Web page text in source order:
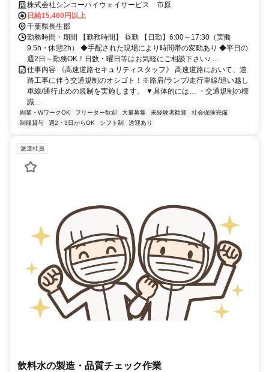
業／関東エリア》週払いOK★
株式会社シンコーハイウェイサービス 市原
日給15,460円以上
千葉県長生郡
勤務時間・期間 【勤務時間】 昼勤 【日勤】6:00～17:30（実働
9.5h・休憩2h） ◆手配された現場により時間帯の変動あり ◆平日の
週2日～勤務OK！日数・曜日等はお気軽にご相談下さい♪ ...
仕事内容 《高速道路セキュリティスタッフ》 高速道路において、道
路工事に伴う交通規制のオシゴト！※路肩/ランプ/走行車線/追い越し
車線/通行止めの規制を実施します。 ▼具体的には… ・交通規制の標
識...
副業・WワークOK フリーター歓迎 大量募集 未経験者歓迎
社会保険完備
制服貸与
週2・3日からOK シフト制 送迎あり
派遣社員
飲料水の製造・品質チェック作業